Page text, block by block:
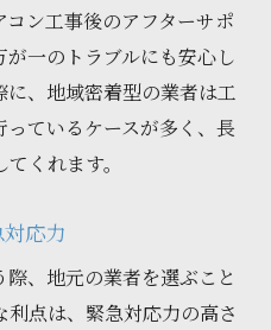
ン工事後のアフターサポ
一のトラブルにも安心し
、地域密着型の業者は工
ているケースが多く、長
くれます。
応力
、地元の業者を選ぶこと
点は、緊急対応力の高さ